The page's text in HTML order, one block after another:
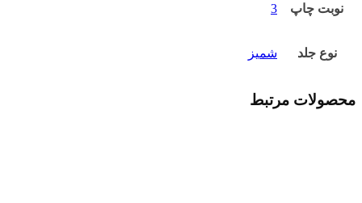
نوبت چاپ 3
نوع جلد شمیز
محصولات مرتبط